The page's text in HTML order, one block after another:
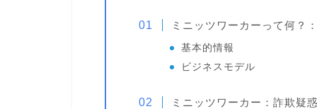
ミニッツワーカーって何？
基本的情報
ビジネスモデル
ミニッツワーカー：詐欺疑